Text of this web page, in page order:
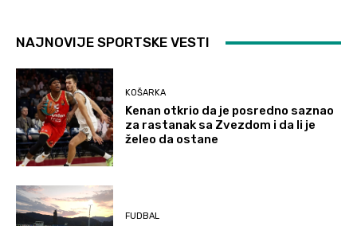
NAJNOVIJE SPORTSKE VESTI
KOŠARKA
Kenan otkrio da je posredno saznao
za rastanak sa Zvezdom i da li je
želeo da ostane
FUDBAL